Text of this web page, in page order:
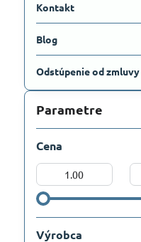
Parametre
Cena
Od: Do:
Výrobca
Kontakt
Blog
Odstúpenie od zmluvy